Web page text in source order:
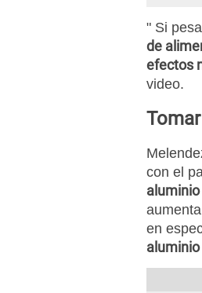
" Si
de
efectos
video.
con el
en